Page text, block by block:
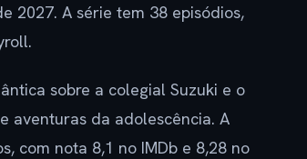
2027. A série tem 38 episódios,
sobre a colegial Suzuki e o
aventuras da adolescência. A
com nota 8,1 no IMDb e 8,28 no